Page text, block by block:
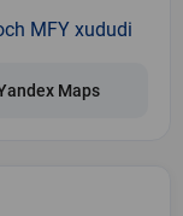
MFY xududi
Maps